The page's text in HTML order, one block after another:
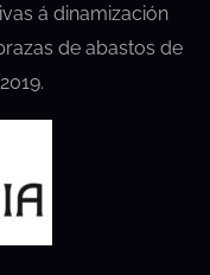
á dinamización
de abastos de